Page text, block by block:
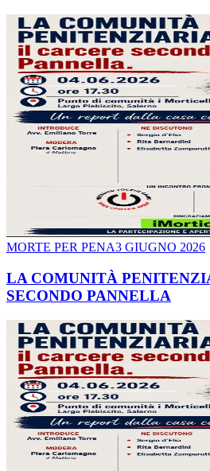
MORTE PER PENA3 GIUGNO 2026
LA COMUNITÀ
SECONDO PANNELLA